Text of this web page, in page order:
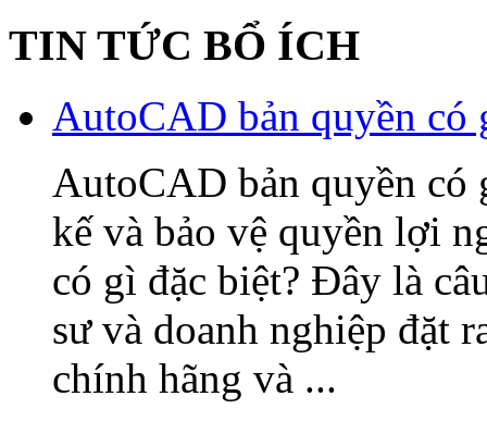
TIN TỨC BỔ ÍCH
AutoCAD bản quyền có
AutoCAD bản quyền có
kế và bảo vệ quyền lợi
có gì đặc biệt? Đây là
sư và doanh nghiệp đặt
chính hãng và ...